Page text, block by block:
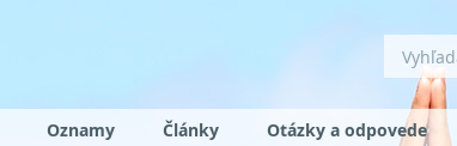
Oznamy Články Otázky a odpovede